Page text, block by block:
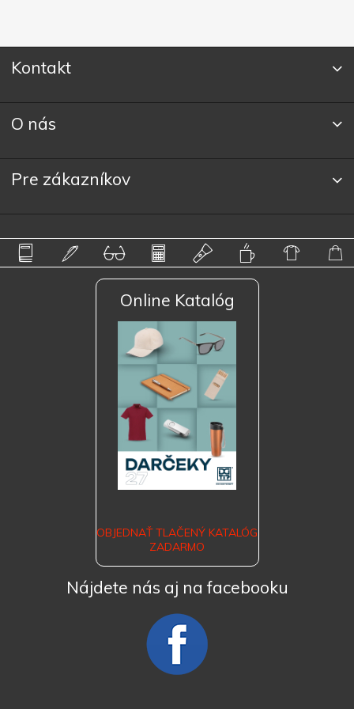
Kontakt
O nás
Pre zákazníkov
Online Katalóg
OBJEDNAŤ TLAČENÝ KATALÓG
ZADARMO
Nájdete nás aj na facebooku